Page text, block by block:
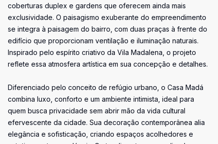
coberturas duplex e gardens que oferecem ainda mais
exclusividade. O paisagismo exuberante do empreendimento
se integra à paisagem do bairro, com duas praças à frente do
edifício que proporcionam ventilação e iluminação naturais.
Inspirado pelo espírito criativo da Vila Madalena, o projeto
reflete essa atmosfera artística em sua concepção e detalhes.
Diferenciado pelo conceito de refúgio urbano, o Casa Madá
combina luxo, conforto e um ambiente intimista, ideal para
quem busca privacidade sem abrir mão da vida cultural
efervescente da cidade. Sua decoração contemporânea alia
elegância e sofisticação, criando espaços acolhedores e